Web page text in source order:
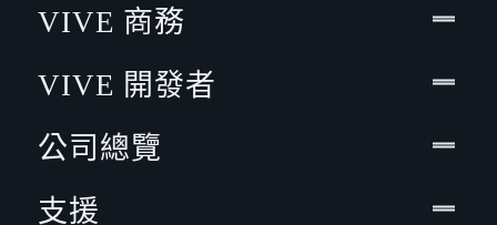
VIVE 商務
VIVE 開發者
公司總覽
支援